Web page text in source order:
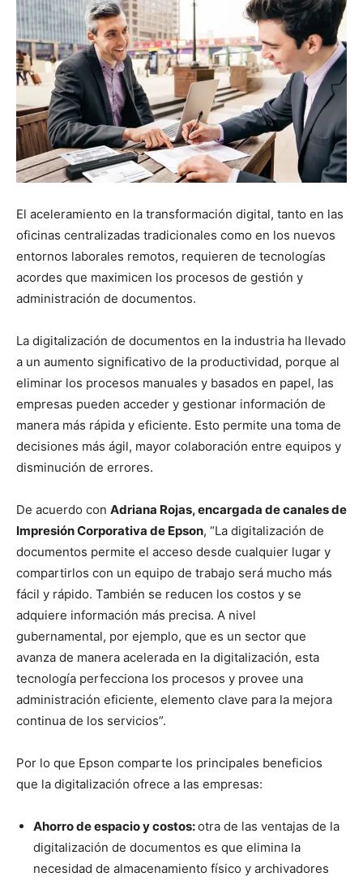
El aceleramiento en la transformación digital, tanto en las
oficinas centralizadas tradicionales como en los nuevos
entornos laborales remotos, requieren de tecnologías
acordes que maximicen los procesos de gestión y
administración de documentos.
La digitalización de documentos en la industria ha llevado
a un aumento significativo de la productividad, porque al
eliminar los procesos manuales y basados en papel, las
empresas pueden acceder y gestionar información de
manera más rápida y eficiente. Esto permite una toma de
decisiones más ágil, mayor colaboración entre equipos y
disminución de errores.
De acuerdo con Adriana Rojas, encargada de canales de
Impresión Corporativa de Epson, “La digitalización de
documentos permite el acceso desde cualquier lugar y
compartirlos con un equipo de trabajo será mucho más
fácil y rápido. También se reducen los costos y se
adquiere información más precisa. A nivel
gubernamental, por ejemplo, que es un sector que
avanza de manera acelerada en la digitalización, esta
tecnología perfecciona los procesos y provee una
administración eficiente, elemento clave para la mejora
continua de los servicios”.
Por lo que Epson comparte los principales beneficios
que la digitalización ofrece a las empresas:
Ahorro de espacio y costos:otra de las ventajas de la
digitalización de documentos es que elimina la
necesidad de almacenamiento físico y archivadores